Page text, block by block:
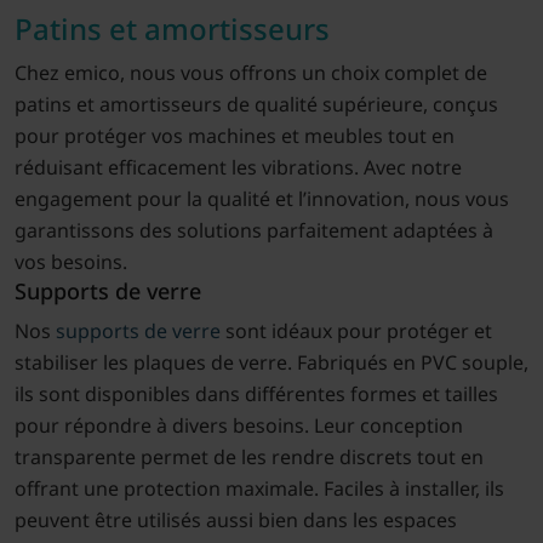
Patins et amortisseurs
Chez emico, nous vous offrons un choix complet de
patins et amortisseurs de qualité supérieure, conçus
pour protéger vos machines et meubles tout en
réduisant efficacement les vibrations. Avec notre
engagement pour la qualité et l’innovation, nous vous
garantissons des solutions parfaitement adaptées à
vos besoins.
Supports de verre
Nos supports de verre sont idéaux pour protéger et
stabiliser les plaques de verre. Fabriqués en PVC souple,
ils sont disponibles dans différentes formes et tailles
pour répondre à divers besoins. Leur conception
transparente permet de les rendre discrets tout en
offrant une protection maximale. Faciles à installer, ils
peuvent être utilisés aussi bien dans les espaces